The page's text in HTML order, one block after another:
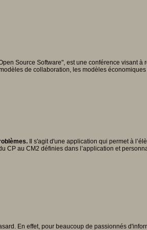
Source Software", est une conférence visant
de collaboration, les modèles
Il s'agit d'une application qui permet à
au CM2 définies dans l’application et
En effet, pour beaucoup de passionnés